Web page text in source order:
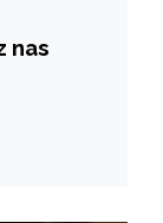
nas